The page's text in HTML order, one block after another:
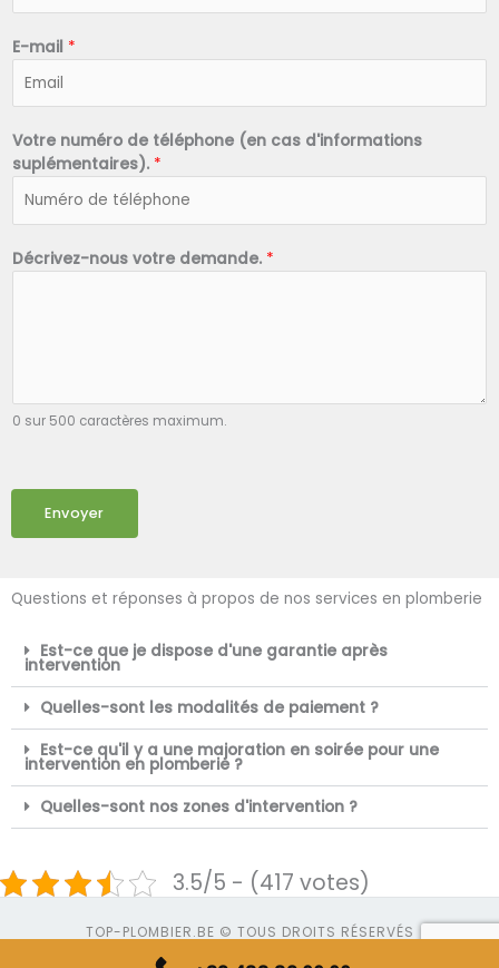
*
E-mail *
Votre numéro de téléphone (en cas d'informations
suplémentaires). *
Décrivez-nous votre demande. *
0 sur 500 caractères maximum.
Envoyer
Questions et réponses à propos de nos services en plomberie
Est-ce que je dispose d'une garantie après
intervention
Quelles-sont les modalités de paiement ?
Est-ce qu'il y a une majoration en soirée pour une
intervention en plomberie ?
Quelles-sont nos zones d'intervention ?
3.5/5 - (417 votes)
TOP-PLOMBIER.BE © TOUS DROITS RÉSERVÉS